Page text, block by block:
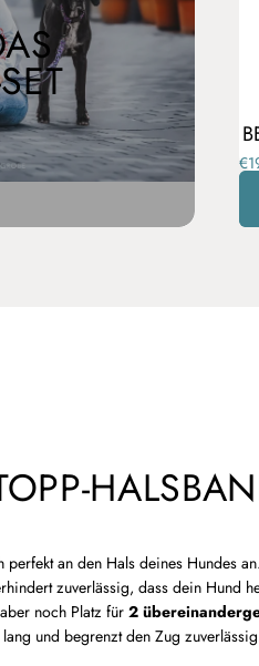
perfekt an den Hals deines Hundes
zuverlässig, dass dein Hund
noch Platz für 2
und begrenzt den Zug